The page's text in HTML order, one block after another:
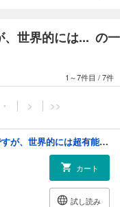
、世界的には... の一
1～7件目 /7件
・ > >>
家で無能と言われ続けた俺ですが、世界的には超有能だったようです 1巻
カート
試し読み